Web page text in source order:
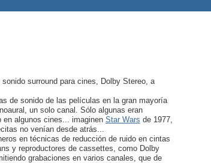
surround para cines, Dolby Stereo, a
de sonido de las películas en la gran mayoría
un solo canal. Sólo algunas eran
algunos cines... imaginen Star Wars de 1977,
no venían desde atrás...
en técnicas de reducción de ruido en cintas
y reproductores de cassettes, como Dolby
grabaciones en varios canales, que de